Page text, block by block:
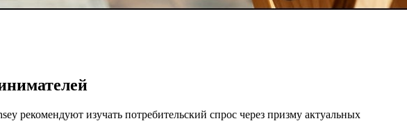
изучать потребительский спрос через призму актуальных